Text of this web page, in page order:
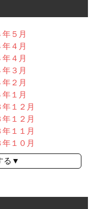
年５月
年４月
年４月
年３月
年２月
年１月
年１２月
年１２月
年１１月
年１０月
る▼